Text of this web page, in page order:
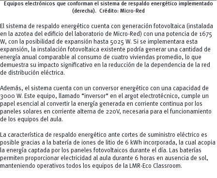
Equipos electrónicos que conforman el sistema de respaldo energético implementado
(derecha). Crédito: Micro-Red
El sistema de respaldo energético cuenta con generación fotovoltaica (instalada
en la azotea del edificio del laboratorio de Micro-Red) con una potencia de 1675
W, con la posibilidad de expansión hasta 5025 W. Si se implementara esta
expansión, la instalación fotovoltaica existente podría generar una cantidad de
energía anual comparable al consumo de cuatro viviendas promedio, lo que
demuestra su impacto significativo en la reducción de la dependencia de la red
de distribución eléctrica.
Además, el sistema cuenta con un conversor energético con una capacidad de
3000 W. Este equipo, llamado “inversor” en el argot electrotécnico, cumple un
papel esencial al convertir la energía generada en corriente continua por los
paneles solares en corriente alterna de 220V, necesaria para el funcionamiento
de los equipos del aula.
La característica de respaldo energético ante cortes de suministro eléctrico es
posible gracias a la batería de iones de litio de 6 kWh incorporada, la cual acopia
la energía captada por los paneles fotovoltaicos durante el día. Las baterías
permiten proporcionar electricidad al aula durante 6 horas en ausencia de sol,
manteniendo operativos todos los equipos de la LMR-Eco Classroom.